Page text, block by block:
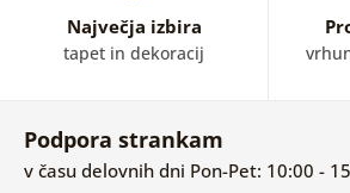
Največja izbira
tapet in dekoracij
Podpora strankam
v času delovnih dni Pon-Pet: 10:00 -